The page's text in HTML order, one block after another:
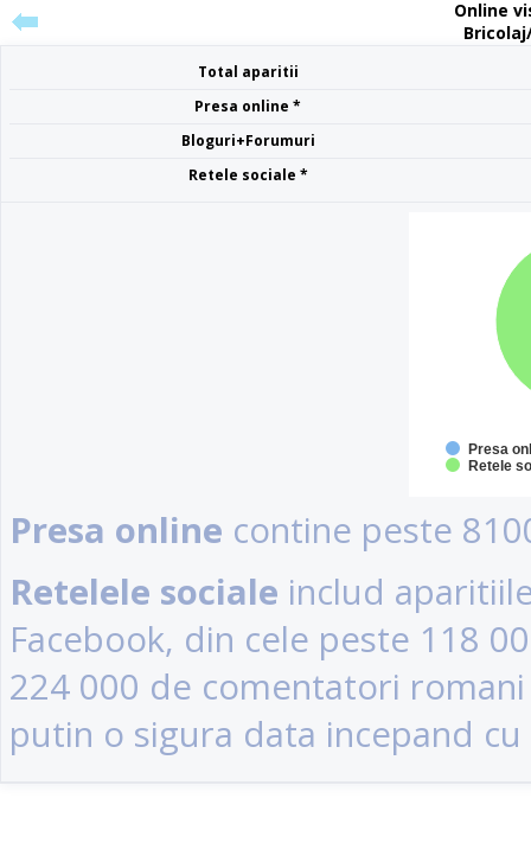
Online
Total aparitii
Presa online *
Bloguri+Forumuri
Retele sociale *
Presa
Retele
Presa online contine peste
Retelele sociale includ
Facebook, din cele peste 118
224 000 de comentatori
putin o sigura data incepand